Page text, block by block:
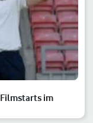
Filmstarts im